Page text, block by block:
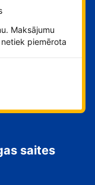
Maksājumu
piemērota
saites